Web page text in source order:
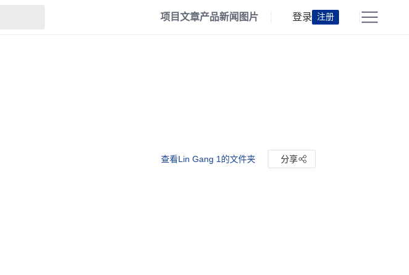
项目文章产品新闻 图片 登录 注册
查看Lin Gang 1的文件夹 分享